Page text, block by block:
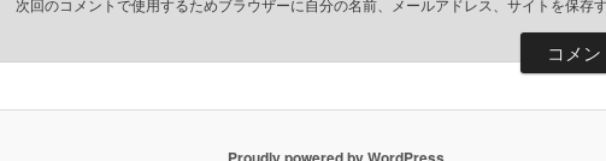
次回のコメントで使用するためブラウザーに自分の名前、メールアドレス、サイトを保存